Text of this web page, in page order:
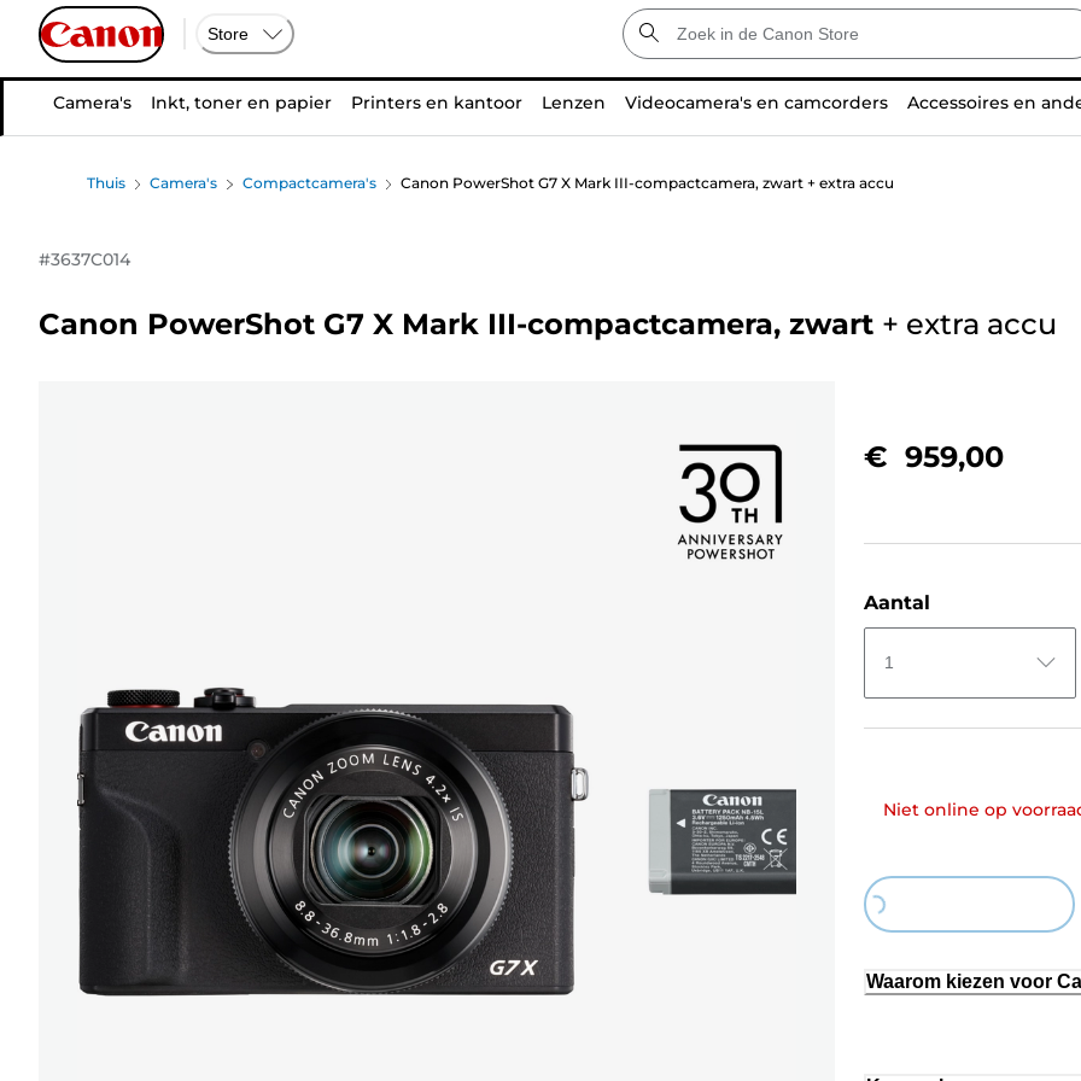
Store
Camera's Inkt, toner en papier Printers en kantoor Lenzen Videocamera's en camcorders Accessoires en
Thuis Camera's Compactcamera's Canon PowerShot G7 X Mark III-compactcamera, zwart + extra accu
#3637C014
Canon PowerShot G7 X Mark III-compactcamera, zwart + extra accu
€ 959,00
Aantal
1
Niet online op
Loading...
Waarom kiezen voor